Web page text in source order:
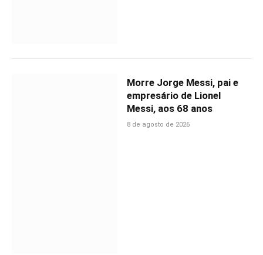
Morre Jorge Messi, pai e
empresário de Lionel
Messi, aos 68 anos
8 de agosto de 2026